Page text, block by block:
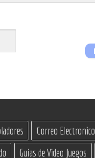
Correo Electronico
Guias de Video Juegos